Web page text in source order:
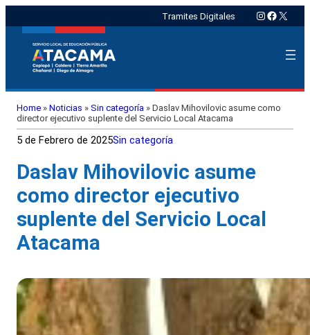
Tramites Digitales Instagram
X
Home » Noticias » Sin categoría » Daslav Mihovilovic asume como
director ejecutivo suplente del Servicio Local Atacama
5 de Febrero de 2025Sin categoría
Daslav Mihovilovic asume
como director ejecutivo
suplente del Servicio Local
Atacama